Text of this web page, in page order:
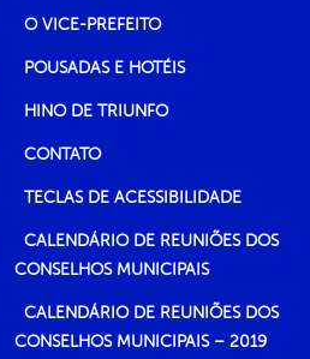
O VICE-PREFEITO
POUSADAS E HOTÉIS
HINO DE TRIUNFO
CONTATO
TECLAS DE ACESSIBILIDADE
CALENDÁRIO DE REUNIÕES DOS
CONSELHOS MUNICIPAIS
CALENDÁRIO DE REUNIÕES DOS
CONSELHOS MUNICIPAIS – 2019